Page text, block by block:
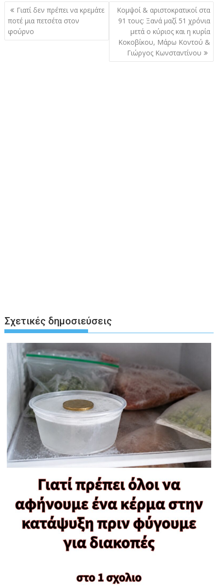
Πλοήγηση
άρθρων
Γιατί δεν πρέπει να κρεμάτε
ποτέ μια πετσέτα στον
φούρνο
Κομψοί & αριστοκρατικοί στα
91 τους: Ξανά μαζί 51 χρόνια
μετά ο κύριος και η κυρία
Κοκοβίκου, Μάρω Κοντού &
Γιώργος Κωνσταντίνου
Σχετικές δημοσιεύσεις